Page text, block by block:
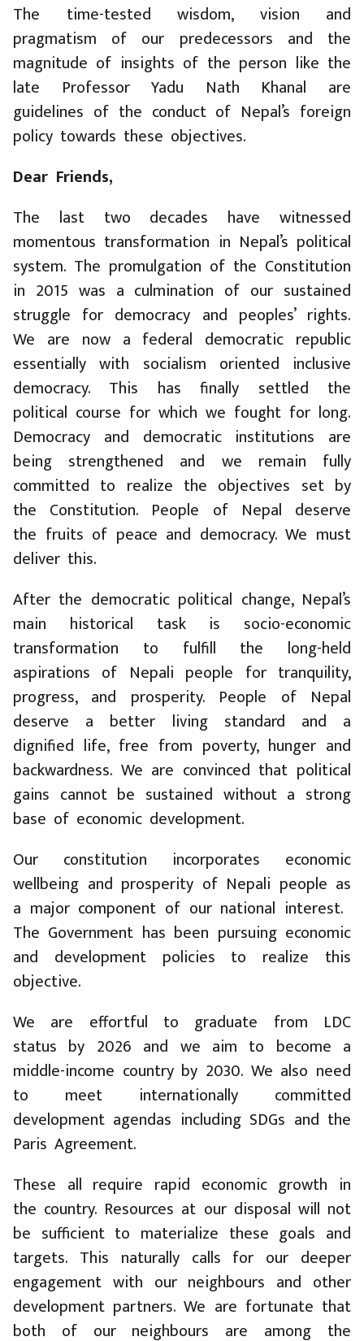
The time-tested wisdom, vision and
pragmatism of our predecessors and the
magnitude of insights of the person like the
late Professor Yadu Nath Khanal are
guidelines of the conduct of Nepal’s foreign
policy towards these objectives.
Dear Friends,
The last two decades have witnessed
momentous transformation in Nepal’s political
system. The promulgation of the Constitution
in 2015 was a culmination of our sustained
struggle for democracy and peoples’ rights.
We are now a federal democratic republic
essentially with socialism oriented inclusive
democracy. This has finally settled the
political course for which we fought for long.
Democracy and democratic institutions are
being strengthened and we remain fully
committed to realize the objectives set by
the Constitution. People of Nepal deserve
the fruits of peace and democracy. We must
deliver this.
After the democratic political change, Nepal’s
main historical task is socio-economic
transformation to fulfill the long-held
aspirations of Nepali people for tranquility,
progress, and prosperity. People of Nepal
deserve a better living standard and a
dignified life, free from poverty, hunger and
backwardness. We are convinced that political
gains cannot be sustained without a strong
base of economic development.
Our constitution incorporates economic
wellbeing and prosperity of Nepali people as
a major component of our national interest.
The Government has been pursuing economic
and development policies to realize this
objective.
We are effortful to graduate from LDC
status by 2026 and we aim to become a
middle-income country by 2030. We also need
to meet internationally committed
development agendas including SDGs and the
Paris Agreement.
These all require rapid economic growth in
the country. Resources at our disposal will not
be sufficient to materialize these goals and
targets. This naturally calls for our deeper
engagement with our neighbours and other
development partners. We are fortunate that
both of our neighbours are among the